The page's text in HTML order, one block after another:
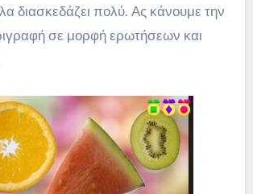
διασκεδάζει πολύ. Ας κάνουμε την
σε μορφή ερωτήσεων και